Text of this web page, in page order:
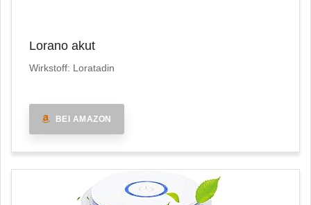
Lorano akut
Wirkstoff: Loratadin
BEI AMAZON